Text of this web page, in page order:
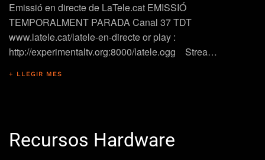
Emissió en directe de LaTele.cat EMISSIÓ
TEMPORALMENT PARADA Canal 37 TDT
www.latele.cat/latele-en-directe or play :
http://experimentaltv.org:8000/latele.ogg Strea…
+ LLEGIR MES
Recursos Hardware